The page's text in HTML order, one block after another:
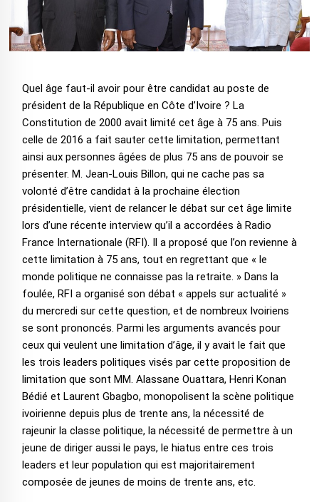
Quel âge faut-il avoir pour être candidat au poste de
président de la République en Côte d’Ivoire ? La
Constitution de 2000 avait limité cet âge à 75 ans. Puis
celle de 2016 a fait sauter cette limitation, permettant
ainsi aux personnes âgées de plus 75 ans de pouvoir se
présenter. M. Jean-Louis Billon, qui ne cache pas sa
volonté d’être candidat à la prochaine élection
présidentielle, vient de relancer le débat sur cet âge limite
lors d’une récente interview qu’il a accordées à Radio
France Internationale (RFI). Il a proposé que l’on revienne à
cette limitation à 75 ans, tout en regrettant que « le
monde politique ne connaisse pas la retraite. » Dans la
foulée, RFI a organisé son débat « appels sur actualité »
du mercredi sur cette question, et de nombreux Ivoiriens
se sont prononcés. Parmi les arguments avancés pour
ceux qui veulent une limitation d’âge, il y avait le fait que
les trois leaders politiques visés par cette proposition de
limitation que sont MM. Alassane Ouattara, Henri Konan
Bédié et Laurent Gbagbo, monopolisent la scène politique
ivoirienne depuis plus de trente ans, la nécessité de
rajeunir la classe politique, la nécessité de permettre à un
jeune de diriger aussi le pays, le hiatus entre ces trois
leaders et leur population qui est majoritairement
composée de jeunes de moins de trente ans, etc.